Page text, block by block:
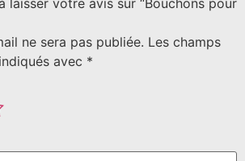
laisser votre avis sur “Bouchons pour
ne sera pas publiée. Les champs
avec *